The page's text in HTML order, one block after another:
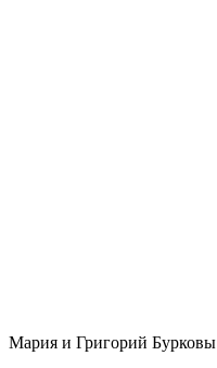
Мария и Григорий Бурковы